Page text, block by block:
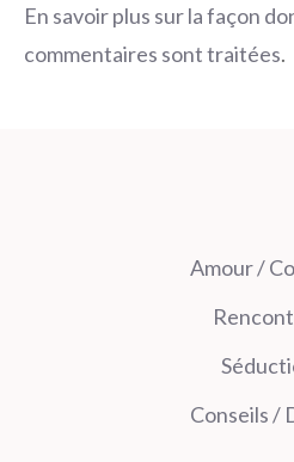
En savoir plus sur la façon
commentaires sont traitées.
Amour /
Conseils /